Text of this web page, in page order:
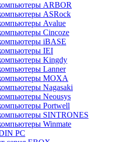
ARBOR
ASRock
Avalue
Cincoze
iBASE
IEI
Kingdy
Lanner
MOXA
Nagasaki
Neousys
Portwell
SINTRONES
Winmate
PC